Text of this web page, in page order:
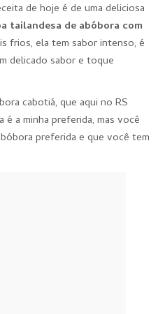
de hoje é de uma deliciosa
tailandesa de abóbora com
frios, ela tem sabor intenso, é
delicado sabor e toque
cabotiá, que aqui no RS
é a minha preferida, mas você
preferida e que você tem